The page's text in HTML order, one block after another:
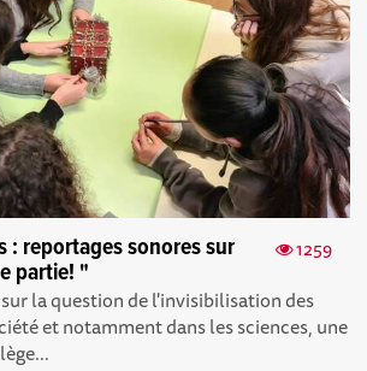
1259
: reportages sonores sur
partie! "
la question de l'invisibilisation des
et notamment dans les sciences, une